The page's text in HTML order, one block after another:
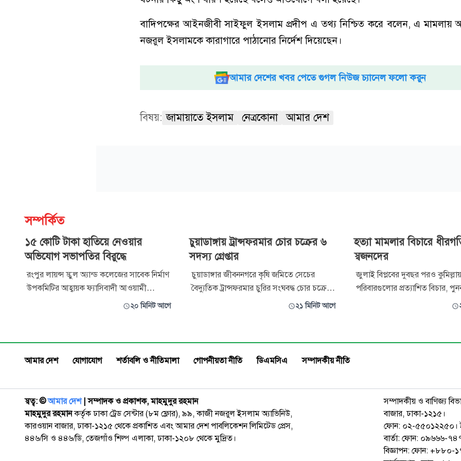
বাদিপক্ষের আইনজীবী সাইফুল ইসলাম প্রদীপ এ তথ্য নিশ্চিত করে বলেন, এ
নজরুল ইসলামকে কারাগারে পাঠানোর নির্দেশ দিয়েছেন।
আমার দেশের খবর পেতে গুগল নিউজ চ্যানেল ফলো করুন
বিষয়: জামায়াতে ইসলাম নেত্রকোনা আমার দেশ
সম্পর্কিত
১৫ কোটি টাকা হাতিয়ে নেওয়ার
অভিযোগ সভাপতির বিরুদ্ধে
রংপুর লায়ন্স স্কুল অ্যান্ড কলেজের সাবেক নির্মাণ
উপকমিটির আহ্বায়ক ফ্যাসিবাদী আওয়ামী
সরকারের আস্থাভাজন এনামুল হক সোহেলের
হয়েছে। মামলা চলমান থাকার পরও দিনাজপুর
শিক্ষা বোর্ড তাকে গভর্নিং বডির সভাপতি কর
২০ মিনিট আগে
চুয়াডাঙ্গায় ট্রান্সফরমার চোর চক্রের ৬
সদস্য গ্রেপ্তার
চুয়াডাঙ্গার জীবননগরে কৃষি জমিতে সেচের
বৈদ্যুতিক ট্রান্সফরমার চুরির সংঘবদ্ধ চোর চক্রের ৬
সদস্যকে গ্রেপ্তার করেছে জীবননগর থানা পুলিশ।
এবং পিকআপ ভ্যান উদ্ধার করা হয়। গ্রেপ্তার
চোরচক্রের সদস্য হলেন-
২১ মিনিট আগে
হত্যা মামলার বিচারে
স্বজনদের
জুলাই বিপ্লবের দুবছর পরও
পরিবারগুলোর প্রত্যাশিত বিচার,
মূল্যায়ন এখনো অধরাই রয়ে গেছে।
সংরক্ষণে উদ্যোগের অভাব নিয়ে
আমার দেশ যোগাযোগ শর্তাবলি ও নীতিমালা গোপনীয়তা নীতি ডিএমসিএ সম্পাদকীয় নীতি
স্বত্ব: ©️আমার দেশ| সম্পাদক ও প্রকাশক, মাহমুদুর রহমান
মাহমুদুর রহমানকর্তৃক ঢাকা ট্রেড সেন্টার (৮ম ফ্লোর), ৯৯, কাজী নজরুল ইসলাম অ্যাভিনিউ,
কারওয়ান বাজার, ঢাকা-১২১৫ থেকে প্রকাশিত এবং আমার দেশ পাবলিকেশন লিমিটেড প্রেস,
৪৪৬/সি ও ৪৪৬/ডি, তেজগাঁও শিল্প এলাকা, ঢাকা-১২০৮ থেকে মুদ্রিত।
সম্পাদকীয় ও বাণিজ্য
বাজার, ঢাকা-১২১৫।
ফোন: ০২-৫৫০১২২৫০।
বার্তা: ফোন: ০৯৬৬৬-
বিজ্ঞাপন: ফোন: